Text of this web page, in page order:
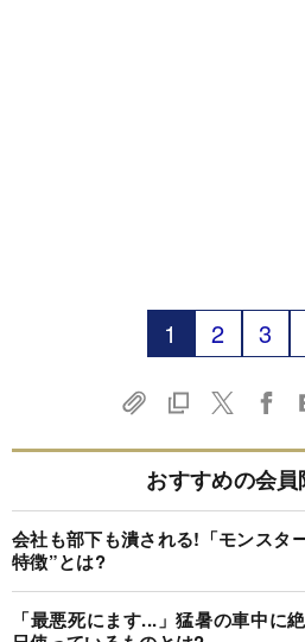
1 2 3
おすすめの会
会社も部下も潰される!「モンスタ
特徴”とは?
「最悪死にます...」猛暑の車中に